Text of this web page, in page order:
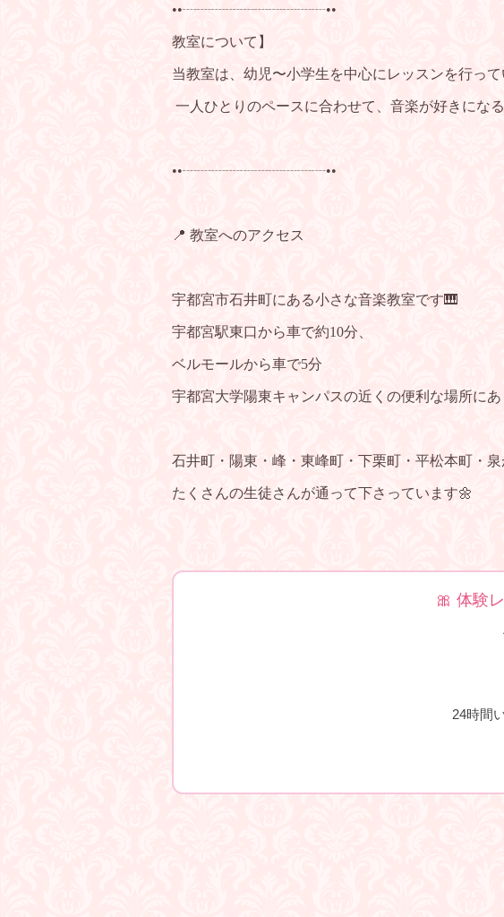
••┈┈┈┈┈┈┈┈┈┈••
教室について】
当教室は、幼児〜小学生を中心にレッスンを行って
一人ひとりのペースに合わせて、音楽が好きにな
••┈┈┈┈┈┈┈┈┈┈••
📍 教室へのアクセス
宇都宮市石井町にある小さな音楽教室です🎹
宇都宮駅東口から車で約10分、
ベルモールから車で5分
宇都宮大学陽東キャンパスの近くの便利な場所にあ
石井町・陽東・峰・東峰町・下栗町・平松本町・泉
たくさんの生徒さんが通って下さっています🌼
🎀 体験
24時間